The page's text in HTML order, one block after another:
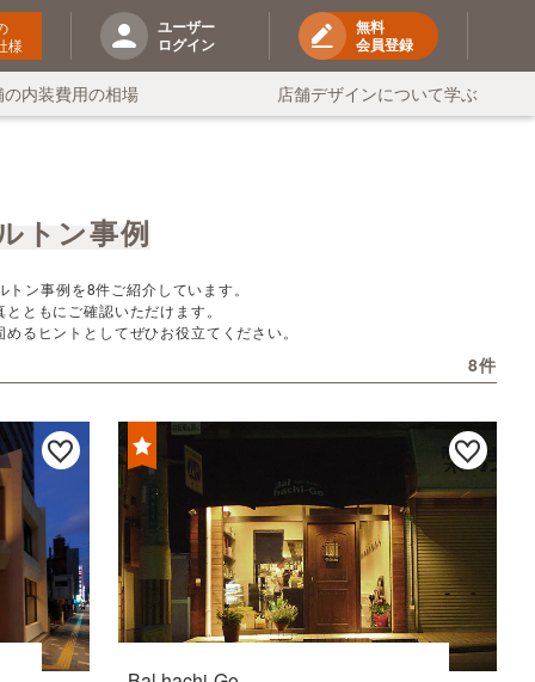
様
ユーザー
ログイン
無料
会員登録
の内装費用の相場 店舗デザインについて学ぶ
トン事例
ン事例を8件ご紹介しています。
ともにご確認いただけます。
るヒントとしてぜひお役立てください。
8件